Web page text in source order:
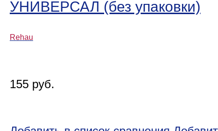
УНИВЕРСАЛ (без упаковки)
Rehau
155 руб.